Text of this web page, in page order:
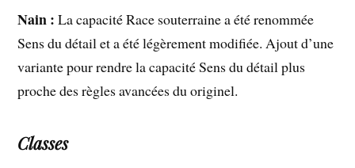
Nain : La capacité Race souterraine a été renommée
Sens du détail et a été légèrement modifiée. Ajout d’une
variante pour rendre la capacité Sens du détail plus
proche des règles avancées du originel.
Classes